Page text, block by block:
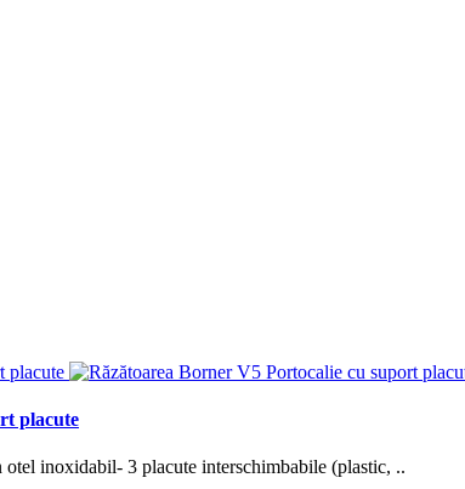
placute
inoxidabil- 3 placute interschimbabile (plastic, ..